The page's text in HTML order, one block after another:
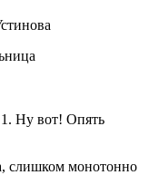
Ну вот! Опять
слишком монотонно